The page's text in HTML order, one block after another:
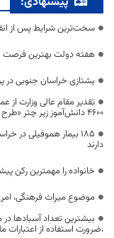
سخت‌ترین شرایط پس از
هفته دولت بهترین فرصت
یشتازی خراسان جنوبی در
تقدیر مقام عالی وزارت
۴۶۰۰ دانش‌آموز زیر چتر «طرح حامی»
۱۸۵ بیمار هموفیلی
دارند
خانواده را مهمترین رکن
موضوع میراث فرهنگی،
بیشترین تعداد آسبادها
،ضرورت استفاده از اعتبارات